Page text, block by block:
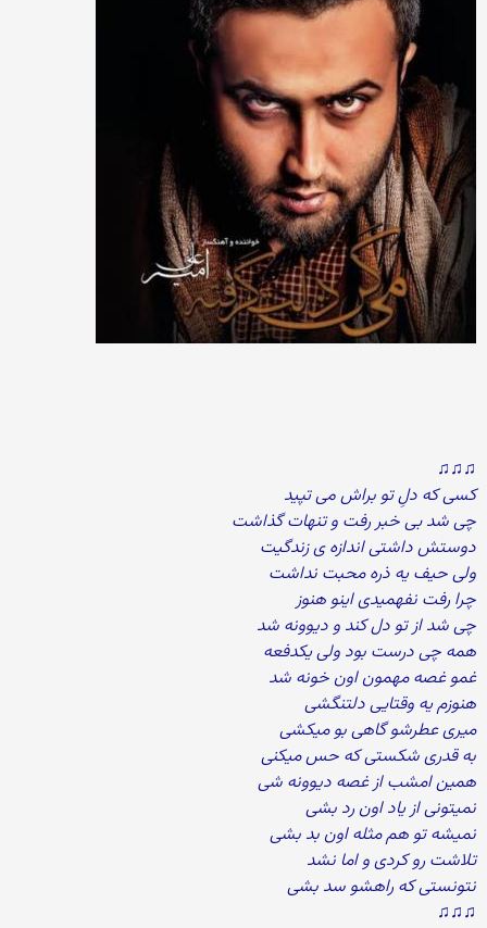
♫♫♫
کسی که دلِ تو براش می تپید
چی شد بی خبر رفت و تنهات گذاشت
دوستش داشتی اندازه ی زندگیت
ولی حیف یه ذره محبت نداشت
چرا رفت نفهمیدی اینو هنوز
چی شد از تو دل کند و دیوونه شد
همه چی درست بود ولی یکدفعه
غمو غصه مهمون اون خونه شد
هنوزم یه وقتایی دلتنگشی
میری عطرشو گاهی بو میکشی
به قدری شکستی که حس میکنی
همین امشب از غصه دیوونه شی
نمیتونی از یاد اون رد بشی
نمیشه تو هم مثله اون بد بشی
تلاشت رو کردی و اما نشد
نتونستی که راهشو سد بشی
♫♫♫